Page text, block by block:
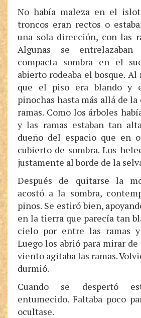
No había maleza en el
troncos eran rectos o
una sola dirección, con las
Algunas se entrelazaban
compacta sombra en el
abierto rodeaba el bosque.
que el piso era blando y
pinochas hasta más allá de
ramas. Como los árboles
y las ramas estaban tan
dueño del espacio que en
cubierto de sombra. Los
justamente al borde de la
Después de quitarse la
acostó a la sombra,
pinos. Se estiró bien,
en la tierra que parecía tan
cielo por entre las ramas
Luego los abrió para mirar
viento agitaba las ramas.
durmió.
Cuando se despertó
entumecido. Faltaba poco
ocultase.